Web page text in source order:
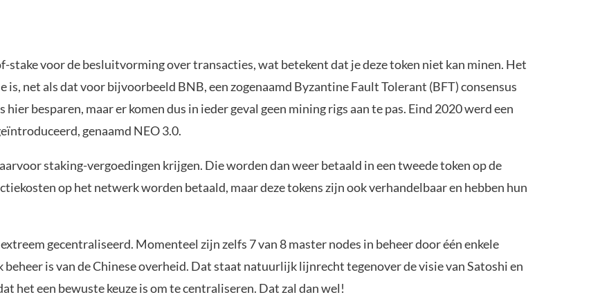
voor de besluitvorming over transacties, wat betekent dat je deze token niet kan minen. Het
net als dat voor bijvoorbeeld BNB, een zogenaamd Byzantine Fault Tolerant (BFT) consensus
besparen, maar er komen dus in ieder geval geen mining rigs aan te pas. Eind 2020 werd een
genaamd NEO 3.0.
staking-vergoedingen krijgen. Die worden dan weer betaald in een tweede token op de
op het netwerk worden betaald, maar deze tokens zijn ook verhandelbaar en hebben hun
gecentraliseerd. Momenteel zijn zelfs 7 van 8 master nodes in beheer door één enkele
is van de Chinese overheid. Dat staat natuurlijk lijnrecht tegenover de visie van Satoshi en
het een bewuste keuze is om te centraliseren. Dat zal dan wel!